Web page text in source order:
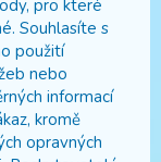
pro které
Souhlasíte s
použití
nebo
informací
kromě
opravných